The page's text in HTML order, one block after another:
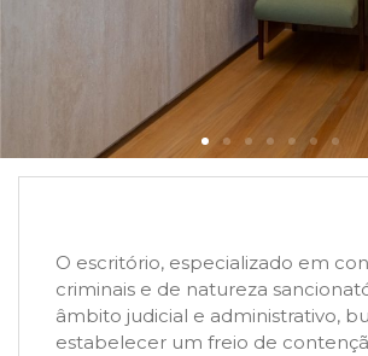
O escritório, especializado em
criminais e de natureza
âmbito judicial e administrativo,
estabelecer um freio de